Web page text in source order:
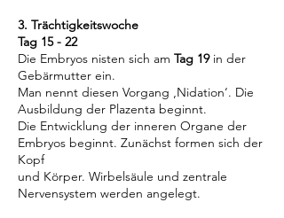
3. Trächtigkeitswoche
Tag 15 - 22
Die Embryos nisten sich am Tag 19in der
Gebärmutter ein.
Man nennt diesen Vorgang ‚Nidation‘. Die
Ausbildung der Plazenta beginnt.
Die Entwicklung der inneren Organe der
Embryos beginnt. Zunächst formen sich der
Kopf
und Körper. Wirbelsäule und zentrale
Nervensystem werden angelegt.